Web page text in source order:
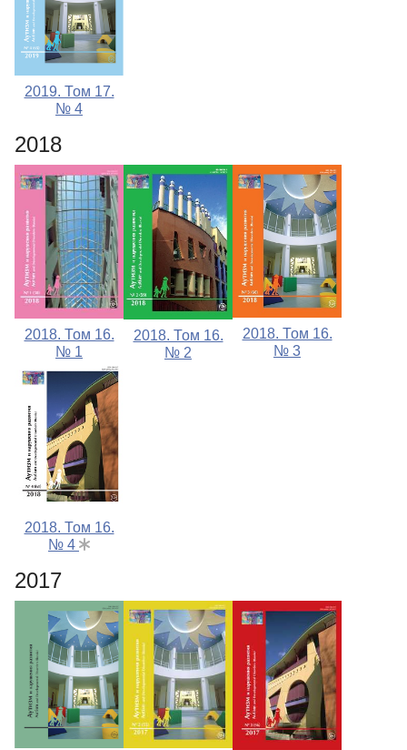
2019. Том 17.
№ 4
2018
2018. Том 16.
№ 1
2018. Том 16.
№ 2
2018. Том 16.
№ 3
2018. Том 16.
№ 4
2017